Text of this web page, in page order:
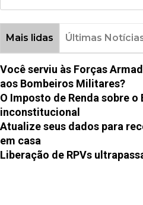
Mais lidas Últimas
Você serviu às Forças
aos Bombeiros Militares?
O Imposto de Renda sobre
inconstitucional
Atualize seus dados para
em casa
Liberação de RPVs